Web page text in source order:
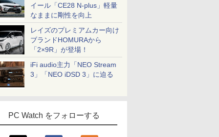
イール「CE28 N-plus」軽量
なままに剛性を向上
レイズのプレミアムカー向け
ブランドHOMURAから
「2×9R」が登場！
iFi audio主力「NEO Stream
3」「NEO iDSD 3」に迫る
PC Watch をフォローする